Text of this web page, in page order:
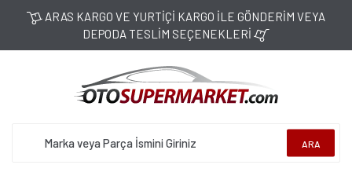
ARAS KARGO VE YURTİÇİ KARGO İLE GÖNDERİM VEYA
DEPODA TESLİM SEÇENEKLERİ
ARA